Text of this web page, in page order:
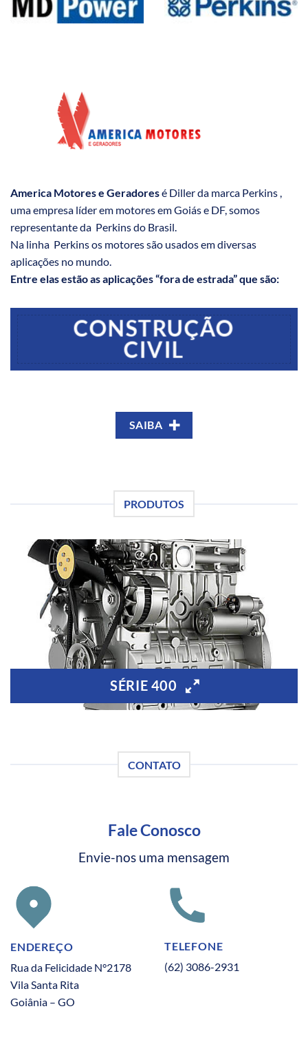
America Motores e Geradoresé Diller da marca Perkins ,
uma empresa líder em motores em Goiás e DF, somos
representante da Perkins do Brasil.
Na linha Perkins os motores são usados em diversas
aplicações no mundo.
Entre elas estão as aplicações “fora de estrada” que são:
CONSTRUÇÃO
CIVIL
SAIBA
PRODUTOS
SÉRIE 400
CONTATO
Fale Conosco
Envie-nos uma mensagem
ENDEREÇO
Rua da Felicidade N°2178
Vila Santa Rita
Goiânia – GO
TELEFONE
(62) 3086-2931